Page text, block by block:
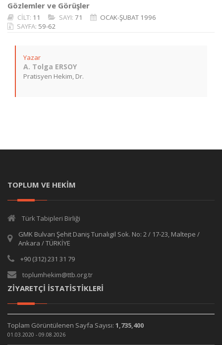
Gözlemler ve Görüşler
CİLT: 11 SAYI: 71
OCAK-ŞUBAT 1996
SAYFA: 59-62
Yazar
A. Tolga ERSOY
Pratisyen Hekim, Dr.
TOPLUM VE HEKİM
Türk Tabipleri Birliği
GMK Bulvarı Şehit Daniş Tunalıgil Sok. No: 2 / 17-23, Maltepe /
Ankara / TÜRKİYE
+90 (312) 231 31 79
toplumhekim@ttb.org.tr
ZİYARETÇİ İSTATİSTİKLERİ
Toplam Görüntülenen Sayfa Sayısı: 1,735,400
01.03.2020 - 09.08.2026